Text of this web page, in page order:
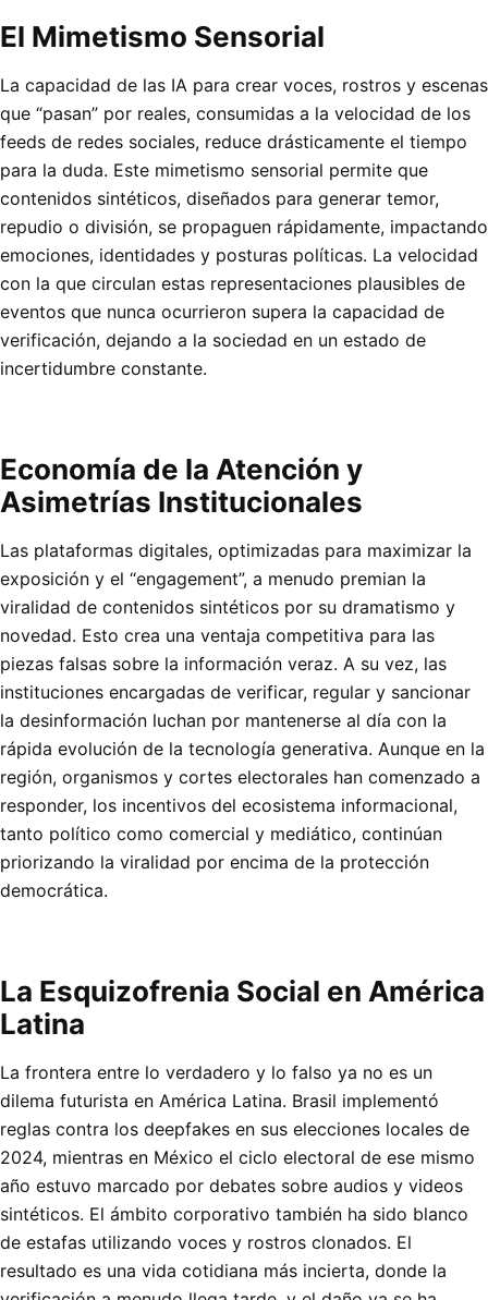
El Mimetismo Sensorial
La capacidad de las IA para crear voces, rostros y escenas
que “pasan” por reales, consumidas a la velocidad de los
feeds de redes sociales, reduce drásticamente el tiempo
para la duda. Este mimetismo sensorial permite que
contenidos sintéticos, diseñados para generar temor,
repudio o división, se propaguen rápidamente, impactando
emociones, identidades y posturas políticas. La velocidad
con la que circulan estas representaciones plausibles de
eventos que nunca ocurrieron supera la capacidad de
verificación, dejando a la sociedad en un estado de
incertidumbre constante.
Economía de la Atención y
Asimetrías Institucionales
Las plataformas digitales, optimizadas para maximizar la
exposición y el “engagement”, a menudo premian la
viralidad de contenidos sintéticos por su dramatismo y
novedad. Esto crea una ventaja competitiva para las
piezas falsas sobre la información veraz. A su vez, las
instituciones encargadas de verificar, regular y sancionar
la desinformación luchan por mantenerse al día con la
rápida evolución de la tecnología generativa. Aunque en la
región, organismos y cortes electorales han comenzado a
responder, los incentivos del ecosistema informacional,
tanto político como comercial y mediático, continúan
priorizando la viralidad por encima de la protección
democrática.
La Esquizofrenia Social en América
Latina
La frontera entre lo verdadero y lo falso ya no es un
dilema futurista en América Latina. Brasil implementó
reglas contra los deepfakes en sus elecciones locales de
2024, mientras en México el ciclo electoral de ese mismo
año estuvo marcado por debates sobre audios y videos
sintéticos. El ámbito corporativo también ha sido blanco
de estafas utilizando voces y rostros clonados. El
resultado es una vida cotidiana más incierta, donde la